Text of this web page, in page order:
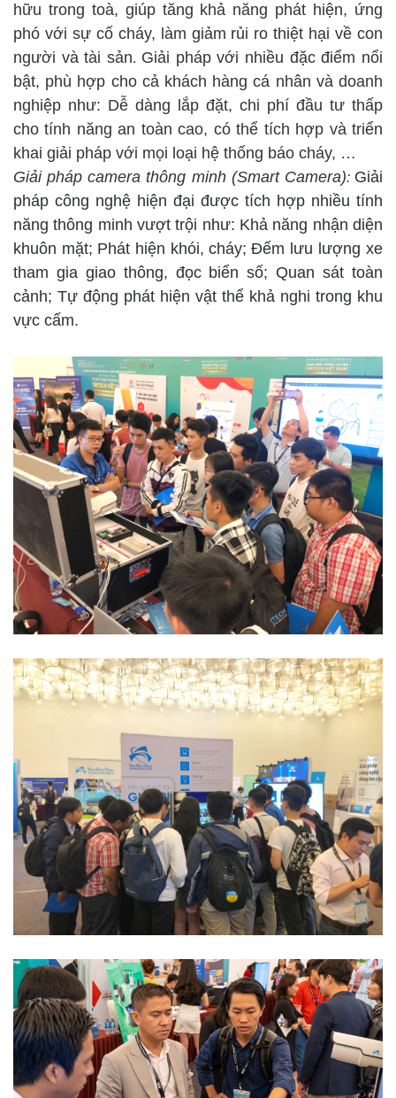
hữu trong toà, giúp tăng khả năng phát hiện, ứng
phó với sự cố cháy, làm giảm rủi ro thiệt hại về con
người và tài sản. Giải pháp với nhiều đặc điểm nổi
bật, phù hợp cho cả khách hàng cá nhân và doanh
nghiệp như: Dễ dàng lắp đặt, chi phí đầu tư thấp
cho tính năng an toàn cao, có thể tích hợp và triển
khai giải pháp với mọi loại hệ thống báo cháy, …
Giải pháp camera thông minh (Smart Camera): Giải
pháp công nghệ hiện đại được tích hợp nhiều tính
năng thông minh vượt trội như: Khả năng nhận diện
khuôn mặt; Phát hiện khói, cháy; Đếm lưu lượng xe
tham gia giao thông, đọc biển số; Quan sát toàn
cảnh; Tự động phát hiện vật thể khả nghi trong khu
vực cấm.